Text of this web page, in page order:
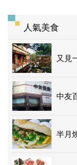
人氣美食
又見
中友
半月